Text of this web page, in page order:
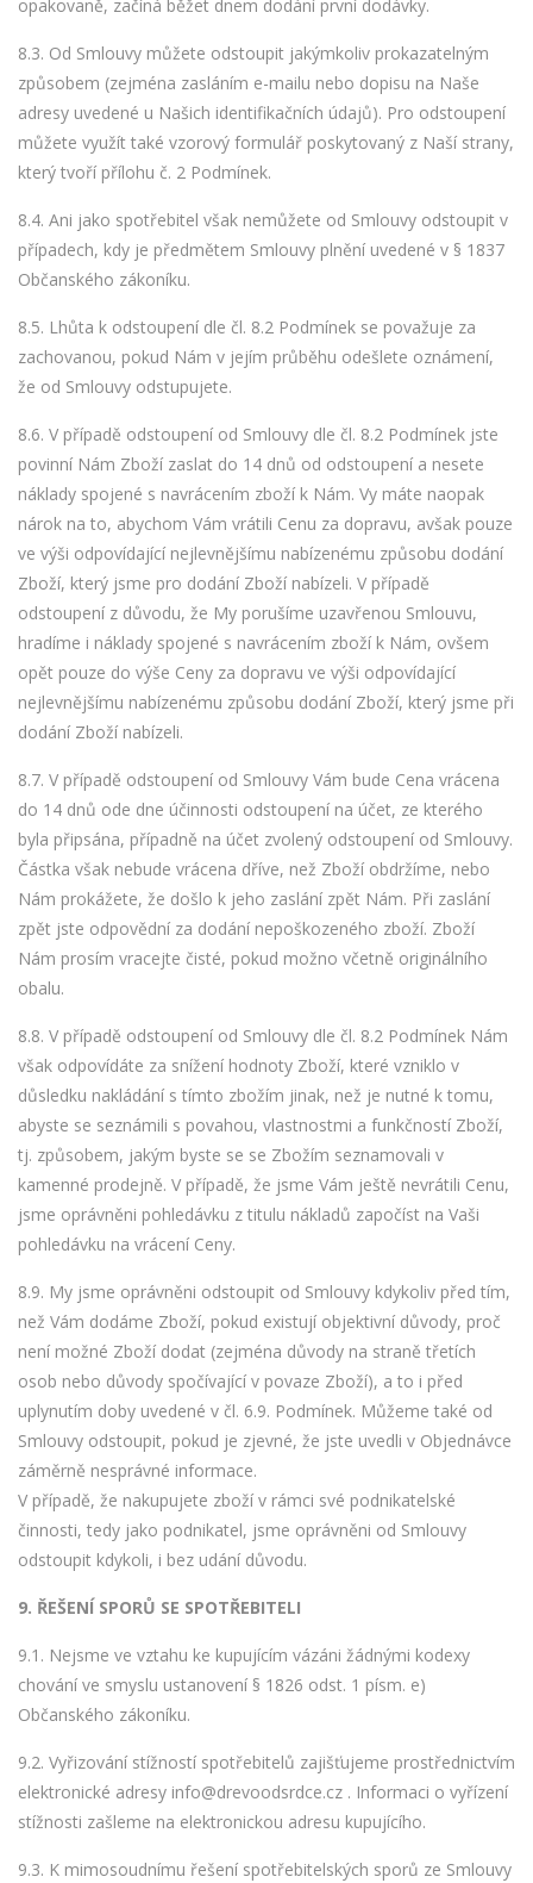
opakovaně, začíná běžet dnem dodání první dodávky.
8.3. Od Smlouvy můžete odstoupit jakýmkoliv prokazatelným
způsobem (zejména zasláním e-mailu nebo dopisu na Naše
adresy uvedené u Našich identifikačních údajů). Pro odstoupení
můžete využít také vzorový formulář poskytovaný z Naší strany,
který tvoří přílohu č. 2 Podmínek.
8.4. Ani jako spotřebitel však nemůžete od Smlouvy odstoupit v
případech, kdy je předmětem Smlouvy plnění uvedené v § 1837
Občanského zákoníku.
8.5. Lhůta k odstoupení dle čl. 8.2 Podmínek se považuje za
zachovanou, pokud Nám v jejím průběhu odešlete oznámení,
že od Smlouvy odstupujete.
8.6. V případě odstoupení od Smlouvy dle čl. 8.2 Podmínek jste
povinní Nám Zboží zaslat do 14 dnů od odstoupení a nesete
náklady spojené s navrácením zboží k Nám. Vy máte naopak
nárok na to, abychom Vám vrátili Cenu za dopravu, avšak pouze
ve výši odpovídající nejlevnějšímu nabízenému způsobu dodání
Zboží, který jsme pro dodání Zboží nabízeli. V případě
odstoupení z důvodu, že My porušíme uzavřenou Smlouvu,
hradíme i náklady spojené s navrácením zboží k Nám, ovšem
opět pouze do výše Ceny za dopravu ve výši odpovídající
nejlevnějšímu nabízenému způsobu dodání Zboží, který jsme při
dodání Zboží nabízeli.
8.7. V případě odstoupení od Smlouvy Vám bude Cena vrácena
do 14 dnů ode dne účinnosti odstoupení na účet, ze kterého
byla připsána, případně na účet zvolený odstoupení od Smlouvy.
Částka však nebude vrácena dříve, než Zboží obdržíme, nebo
Nám prokážete, že došlo k jeho zaslání zpět Nám. Při zaslání
zpět jste odpovědní za dodání nepoškozeného zboží. Zboží
Nám prosím vracejte čisté, pokud možno včetně originálního
obalu.
8.8. V případě odstoupení od Smlouvy dle čl. 8.2 Podmínek Nám
však odpovídáte za snížení hodnoty Zboží, které vzniklo v
důsledku nakládání s tímto zbožím jinak, než je nutné k tomu,
abyste se seznámili s povahou, vlastnostmi a funkčností Zboží,
tj. způsobem, jakým byste se se Zbožím seznamovali v
kamenné prodejně. V případě, že jsme Vám ještě nevrátili Cenu,
jsme oprávněni pohledávku z titulu nákladů započíst na Vaši
pohledávku na vrácení Ceny.
8.9. My jsme oprávněni odstoupit od Smlouvy kdykoliv před tím,
než Vám dodáme Zboží, pokud existují objektivní důvody, proč
není možné Zboží dodat (zejména důvody na straně třetích
osob nebo důvody spočívající v povaze Zboží), a to i před
uplynutím doby uvedené v čl. 6.9. Podmínek. Můžeme také od
Smlouvy odstoupit, pokud je zjevné, že jste uvedli v Objednávce
záměrně nesprávné informace.
V případě, že nakupujete zboží v rámci své podnikatelské
činnosti, tedy jako podnikatel, jsme oprávněni od Smlouvy
odstoupit kdykoli, i bez udání důvodu.
9. ŘEŠENÍ SPORŮ SE SPOTŘEBITELI
9.1. Nejsme ve vztahu ke kupujícím vázáni žádnými kodexy
chování ve smyslu ustanovení § 1826 odst. 1 písm. e)
Občanského zákoníku.
9.2. Vyřizování stížností spotřebitelů zajišťujeme prostřednictvím
elektronické adresy info@drevoodsrdce.cz . Informaci o vyřízení
stížnosti zašleme na elektronickou adresu kupujícího.
9.3. K mimosoudnímu řešení spotřebitelských sporů ze Smlouvy